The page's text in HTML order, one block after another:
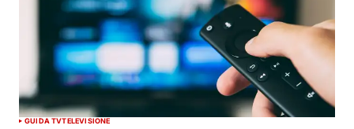
GUIDA TVTELEVISIONE